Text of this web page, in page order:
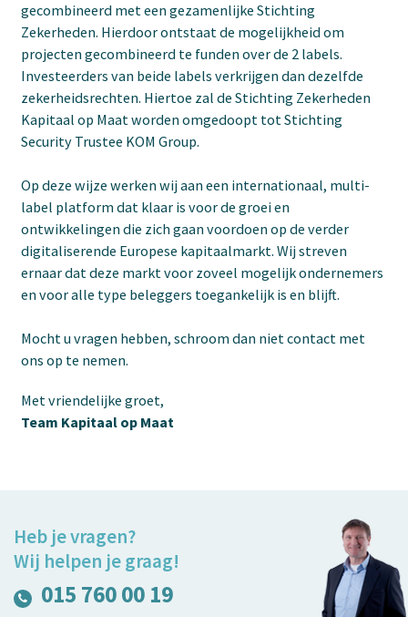
gecombineerd met een gezamenlijke Stichting
Zekerheden. Hierdoor ontstaat de mogelijkheid om
projecten gecombineerd te funden over de 2 labels.
Investeerders van beide labels verkrijgen dan dezelfde
zekerheidsrechten. Hiertoe zal de Stichting Zekerheden
Kapitaal op Maat worden omgedoopt tot Stichting
Security Trustee KOM Group.
Op deze wijze werken wij aan een internationaal, multi-
label platform dat klaar is voor de groei en
ontwikkelingen die zich gaan voordoen op de verder
digitaliserende Europese kapitaalmarkt. Wij streven
ernaar dat deze markt voor zoveel mogelijk ondernemers
en voor alle type beleggers toegankelijk is en blijft.
Mocht u vragen hebben, schroom dan niet contact met
ons op te nemen.
Met vriendelijke groet,
Team Kapitaal op Maat
Heb je vragen?
Wij helpen je graag!
015 760 00 19